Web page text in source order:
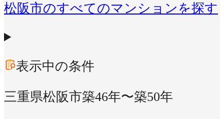
松阪市のすべてのマンションを探す
表示中の条件
三重県松阪市築46年〜築50年